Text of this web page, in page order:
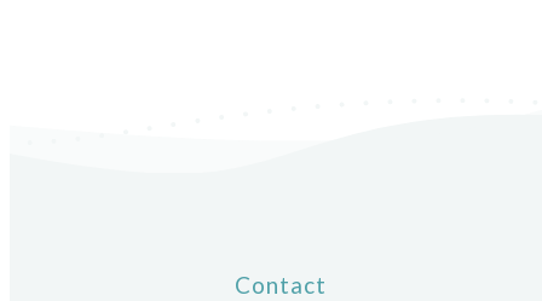
Contact